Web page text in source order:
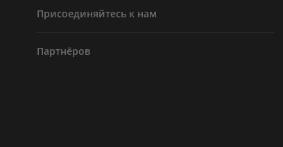
Присоединяйтесь к нам
Партнёров